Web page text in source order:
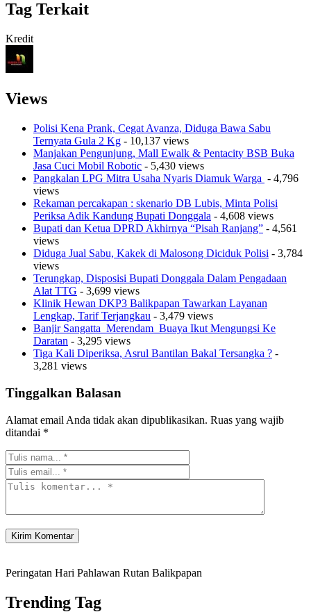
Tag Terkait
Kredit
Views
Polisi Kena Prank, Cegat Avanza, Diduga Bawa Sabu
Ternyata Gula 2 Kg - 10,137 views
Manjakan Pengunjung, Mall Ewalk & Pentacity BSB Buka
Jasa Cuci Mobil Robotic - 5,430 views
Pangkalan LPG Mitra Usaha Nyaris Diamuk Warga - 4,796
views
Rekaman percakapan : skenario DB Lubis, Minta Polisi
Periksa Adik Kandung Bupati Donggala - 4,608 views
Bupati dan Ketua DPRD Akhirnya “Pisah Ranjang” - 4,561
views
Diduga Jual Sabu, Kakek di Malosong Diciduk Polisi - 3,784
views
Terungkap, Disposisi Bupati Donggala Dalam Pengadaan
Alat TTG - 3,699 views
Klinik Hewan DKP3 Balikpapan Tawarkan Layanan
Lengkap, Tarif Terjangkau - 3,479 views
Banjir Sangatta Merendam Buaya Ikut Mengungsi Ke
Daratan - 3,295 views
Tiga Kali Diperiksa, Asrul Bantilan Bakal Tersangka ? -
3,281 views
Tinggalkan Balasan
Alamat email Anda tidak akan dipublikasikan. Ruas yang wajib
ditandai *
Peringatan Hari Pahlawan Rutan Balikpapan
Trending Tag